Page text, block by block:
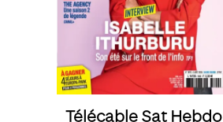
Télécable Sat Hebdo